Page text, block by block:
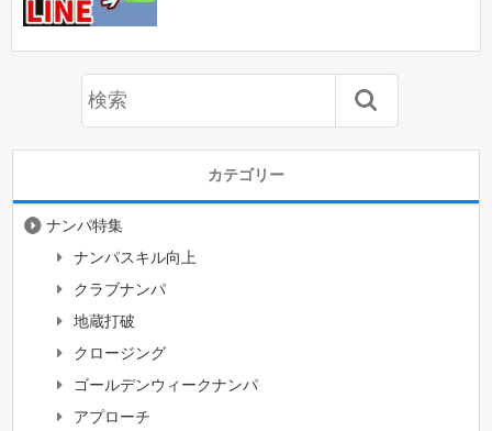
カテゴリー
ナンパ特集
ナンパスキル向上
クラブナンパ
地蔵打破
クロージング
ゴールデンウィークナンパ
アプローチ